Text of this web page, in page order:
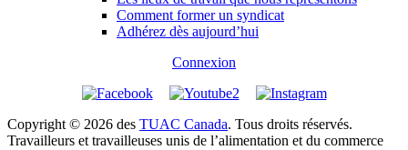
Comment former un syndicat
Adhérez dès aujourd’hui
Connexion
Copyright © 2026 des TUAC Canada. Tous droits réservés.
Travailleurs et travailleuses unis de l’alimentation et du commerce